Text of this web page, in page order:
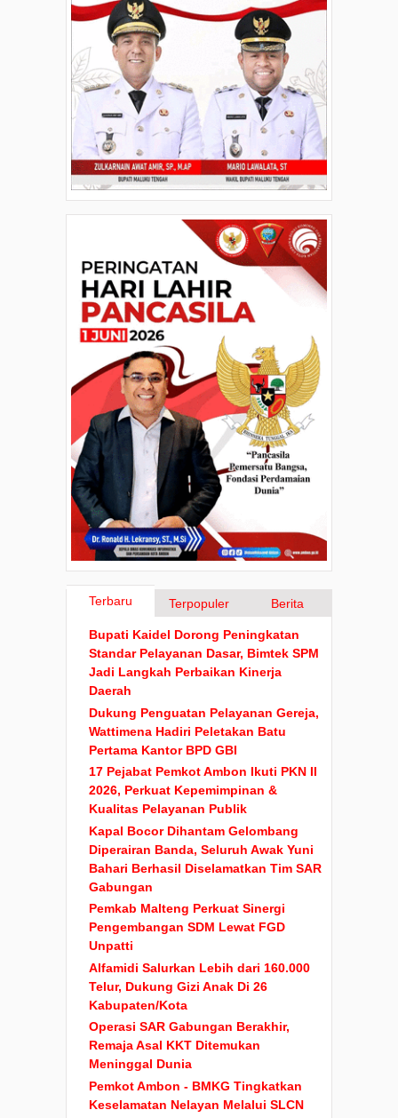
Terbaru Terpopuler Berita
Bupati Kaidel Dorong Peningkatan
Standar Pelayanan Dasar, Bimtek SPM
Jadi Langkah Perbaikan Kinerja
Daerah
Dukung Penguatan Pelayanan Gereja,
Wattimena Hadiri Peletakan Batu
Pertama Kantor BPD GBI
17 Pejabat Pemkot Ambon Ikuti PKN II
2026, Perkuat Kepemimpinan &
Kualitas Pelayanan Publik
Kapal Bocor Dihantam Gelombang
Diperairan Banda, Seluruh Awak Yuni
Bahari Berhasil Diselamatkan Tim SAR
Gabungan
Pemkab Malteng Perkuat Sinergi
Pengembangan SDM Lewat FGD
Unpatti
Alfamidi Salurkan Lebih dari 160.000
Telur, Dukung Gizi Anak Di 26
Kabupaten/Kota
Operasi SAR Gabungan Berakhir,
Remaja Asal KKT Ditemukan
Meninggal Dunia
Pemkot Ambon - BMKG Tingkatkan
Keselamatan Nelayan Melalui SLCN